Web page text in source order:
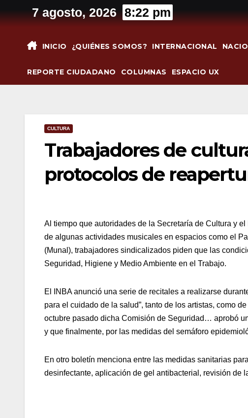
al
7 agosto, 2026 8:22 pm
INICIO ¿QUIÉNES SOMOS? INTERNACIONAL
REPORTE CIUDADANO COLUMNAS ESPACIO UX
CULTURA
Trabajadores de
protocolos de
Al tiempo que autoridades de la Secretaría de Cultura y
de algunas actividades musicales en espacios como el
(Munal), trabajadores sindicalizados piden que las
Seguridad, Higiene y Medio Ambiente en el Trabajo.
El INBA anunció una serie de recitales a realizarse
para el cuidado de la salud”, tanto de los artistas, como
octubre pasado dicha Comisión de Seguridad… aprobó
y que finalmente, por las medidas del semáforo
En otro boletín menciona entre las medidas sanitarias
desinfectante, aplicación de gel antibacterial, revisión de